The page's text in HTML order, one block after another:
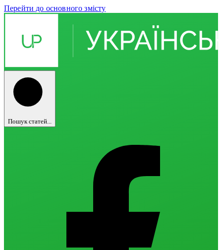
Перейти до основного змісту
Пошук статей...